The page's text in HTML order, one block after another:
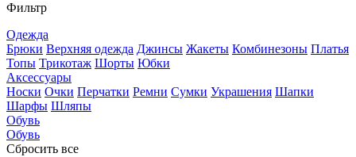
Фильтр
Одежда
Брюки Верхняя одежда Джинсы Жакеты Комбинезоны Платья
Топы Трикотаж Шорты Юбки
Аксессуары
Носки Очки Перчатки Ремни Сумки Украшения Шапки
Шарфы Шляпы
Обувь
Обувь
Сбросить все